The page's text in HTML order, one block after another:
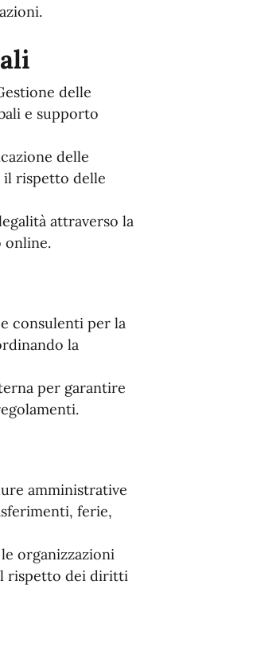
delle
e supporto
delle
rispetto delle
attraverso la
online.
consulenti per la
la
per garantire
amministrative
ferie,
organizzazioni
rispetto dei diritti